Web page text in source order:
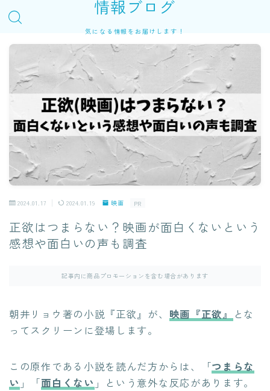
情報ブログ
気になる情報をお届けします！
2024.01.17 2024.01.19 映画 PR
正欲はつまらない？映画が面白くないという
感想や面白いの声も調査
記事内に商品プロモーションを含む場合があります
朝井リョウ著の小説『正欲』が、 映画『正欲』
とな
ってスクリーンに登場します。
この原作である小説を読んだ方からは、「つまらな
い 」「面白くない 」という意外な反応があります。